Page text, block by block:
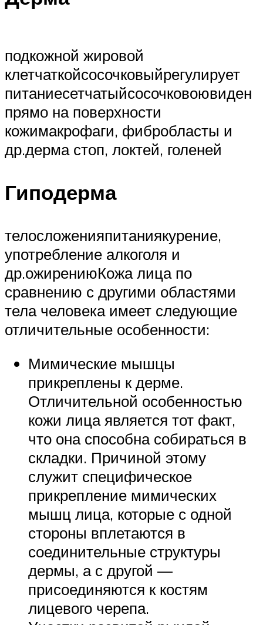
подкожной жировой
клетчаткойсосочковыйрегулирует
питаниесетчатыйсосочковоювиден
прямо на поверхности
кожимакрофаги, фибробласты и
др.дерма стоп, локтей, голеней
Гиподерма
телосложенияпитаниякурение,
употребление алкоголя и
др.ожирениюКожа лица по
сравнению с другими областями
тела человека имеет следующие
отличительные особенности:
Мимические мышцы
прикреплены к дерме.
Отличительной особенностью
кожи лица является тот факт,
что она способна собираться в
складки. Причиной этому
служит специфическое
прикрепление мимических
мышц лица, которые с одной
стороны вплетаются в
соединительные структуры
дермы, а с другой —
присоединяются к костям
лицевого черепа.